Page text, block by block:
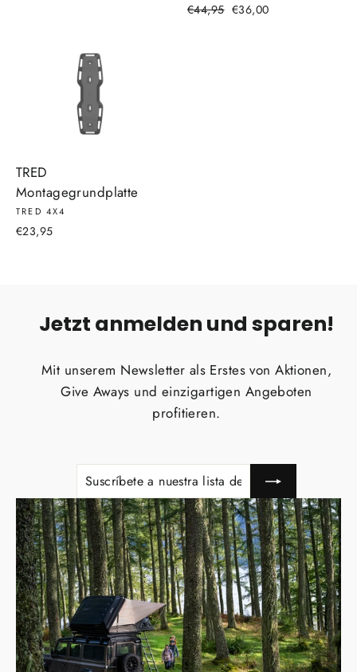
Precio
€44,95 Precio
€36,00
TRED
Montagegrundplatte
TRED 4X4
€23,95
Jetzt anmelden und sparen!
Mit unserem Newsletter als Erstes von Aktionen,
Give Aways und einzigartigen Angeboten
profitieren.
SUSCRÍBETE
A
LISTA
DE
CORREO
SUSCRIBIR